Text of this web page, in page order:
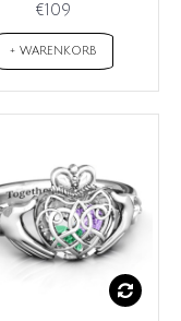
€109
+ WARENKORB